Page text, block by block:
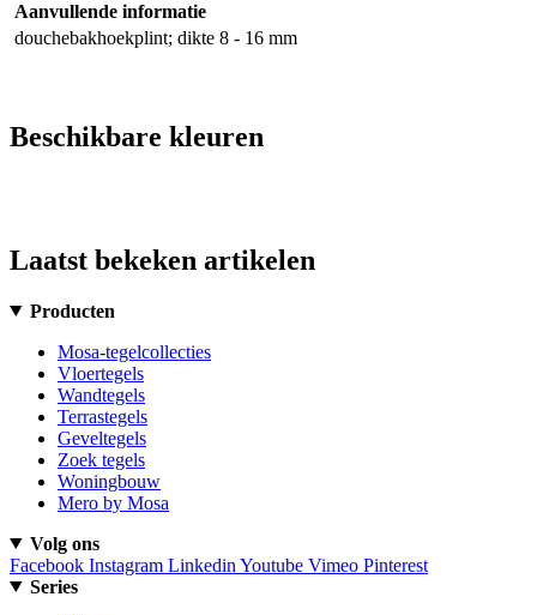
Aanvullende informatie
douchebakhoekplint; dikte 8 - 16 mm
Beschikbare kleuren
Laatst bekeken artikelen
Producten
Mosa-tegelcollecties
Vloertegels
Wandtegels
Terrastegels
Geveltegels
Zoek tegels
Woningbouw
Mero by Mosa
Volg ons
Facebook Instagram Linkedin Youtube Vimeo Pinterest
Series